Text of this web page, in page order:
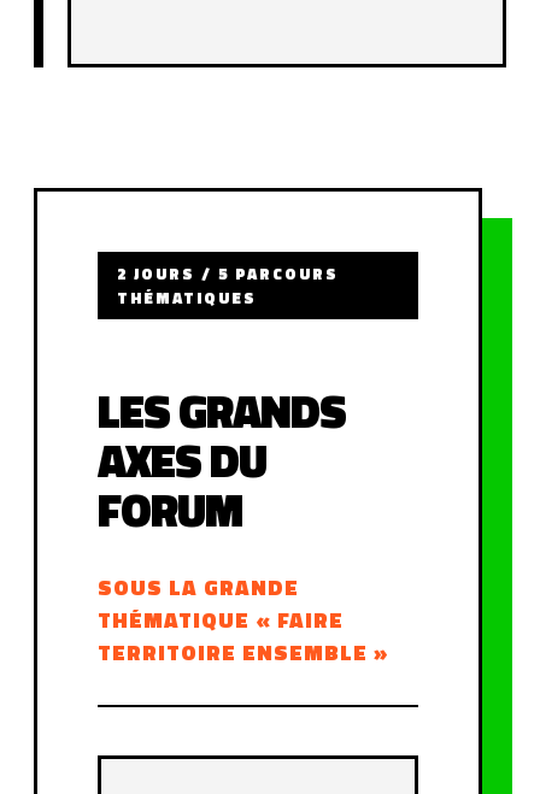
2 JOURS / 5 PARCOURS
THÉMATIQUES
LES GRANDS
AXES DU
FORUM
SOUS LA GRANDE
THÉMATIQUE « FAIRE
TERRITOIRE ENSEMBLE »